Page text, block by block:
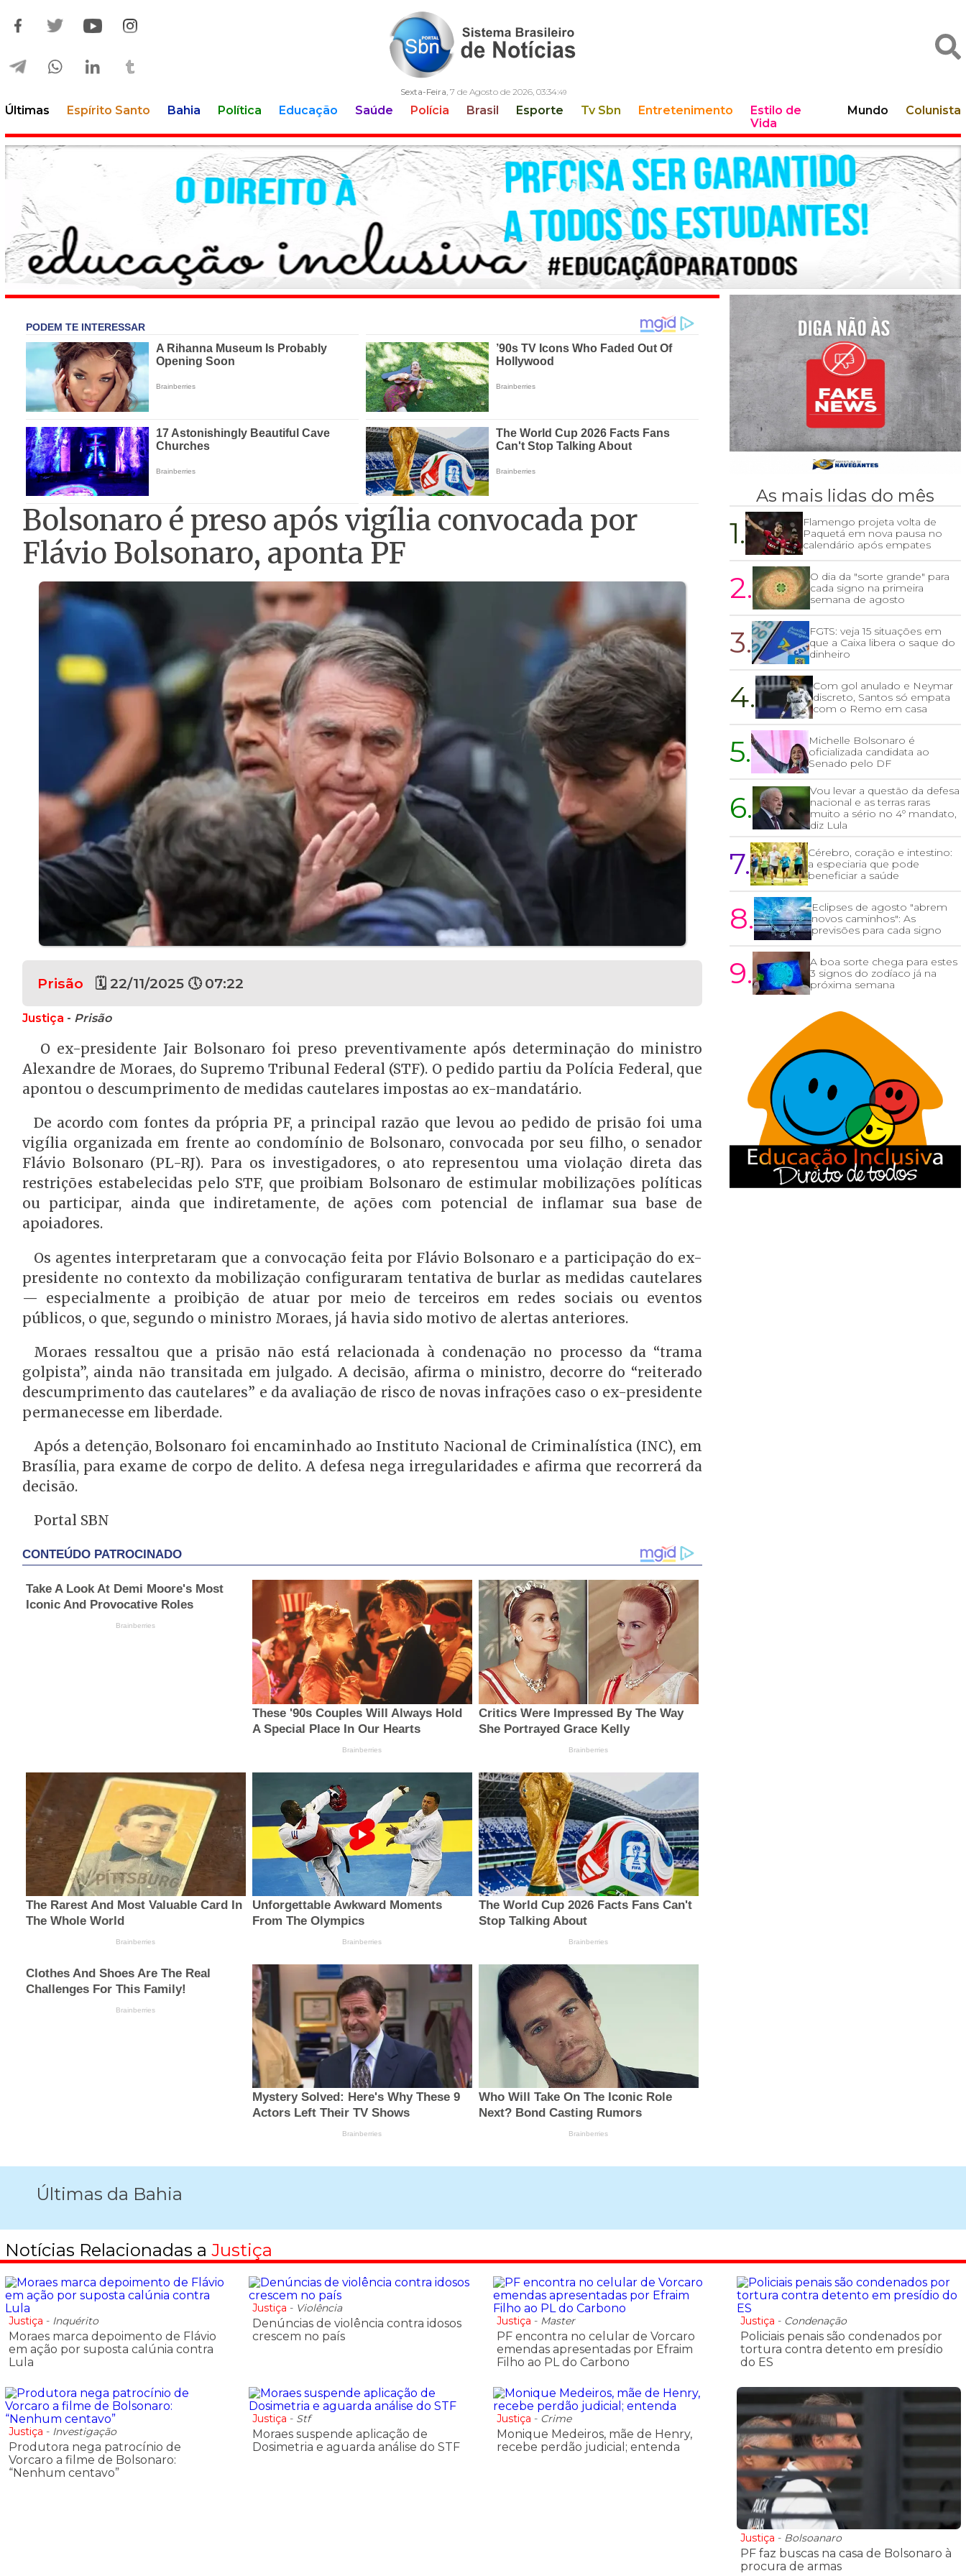
Sexta-Feira, 7 de Agosto de 2026, 03:34:50
Últimas Espírito Santo Bahia Política Educação Saúde Polícia Brasil Esporte Tv Sbn Entretenimento
Estilo de
Vida
Mundo Colunista
Bolsonaro é preso após vigília convocada por
Flávio Bolsonaro, aponta PF
Prisão 🗓 22/11/2025 🕔 07:22
Justiça - Prisão
O ex-presidente Jair Bolsonaro foi preso preventivamente após determinação do ministro
Alexandre de Moraes, do Supremo Tribunal Federal (STF). O pedido partiu da Polícia Federal, que
apontou o descumprimento de medidas cautelares impostas ao ex-mandatário.
De acordo com fontes da própria PF, a principal razão que levou ao pedido de prisão foi uma
vigília organizada em frente ao condomínio de Bolsonaro, convocada por seu filho, o senador
Flávio Bolsonaro (PL-RJ). Para os investigadores, o ato representou uma violação direta das
restrições estabelecidas pelo STF, que proibiam Bolsonaro de estimular mobilizações políticas
ou participar, ainda que indiretamente, de ações com potencial de inflamar sua base de
apoiadores.
Os agentes interpretaram que a convocação feita por Flávio Bolsonaro e a participação do ex-
presidente no contexto da mobilização configuraram tentativa de burlar as medidas cautelares
— especialmente a proibição de atuar por meio de terceiros em redes sociais ou eventos
públicos, o que, segundo o ministro Moraes, já havia sido motivo de alertas anteriores.
Moraes ressaltou que a prisão não está relacionada à condenação no processo da “trama
golpista”, ainda não transitada em julgado. A decisão, afirma o ministro, decorre do “reiterado
descumprimento das cautelares” e da avaliação de risco de novas infrações caso o ex-presidente
permanecesse em liberdade.
Após a detenção, Bolsonaro foi encaminhado ao Instituto Nacional de Criminalística (INC), em
Brasília, para exame de corpo de delito. A defesa nega irregularidades e afirma que recorrerá da
decisão.
Portal SBN
As mais lidas do mês
1.
Flamengo projeta volta de
Paquetá em nova pausa no
calendário após empates
2.
O dia da "sorte grande" para
cada signo na primeira
semana de agosto
3.
FGTS: veja 15 situações em
que a Caixa libera o saque do
dinheiro
4.
Com gol anulado e Neymar
discreto, Santos só empata
com o Remo em casa
5.
Michelle Bolsonaro é
oficializada candidata ao
Senado pelo DF
6.
Vou levar a questão da defesa
nacional e as terras raras
muito a sério no 4º mandato,
diz Lula
7.
Cérebro, coração e intestino:
a especiaria que pode
beneficiar a saúde
8.
Eclipses de agosto "abrem
novos caminhos": As
previsões para cada signo
9.
A boa sorte chega para estes
3 signos do zodíaco já na
próxima semana
Últimas da Bahia
Notícias Relacionadas a Justiça
Justiça - Inquérito
Moraes marca depoimento de Flávio
em ação por suposta calúnia contra
Lula
Justiça - Violência
Denúncias de violência contra idosos
crescem no país
Justiça - Master
PF encontra no celular de Vorcaro
emendas apresentadas por Efraim
Filho ao PL do Carbono
Justiça - Condenação
Policiais penais são condenados por
tortura contra detento em presídio
do ES
Justiça - Investigação
Produtora nega patrocínio de
Vorcaro a filme de Bolsonaro:
“Nenhum centavo”
Justiça - Stf
Moraes suspende aplicação de
Dosimetria e aguarda análise do STF
Justiça - Crime
Monique Medeiros, mãe de Henry,
recebe perdão judicial; entenda
Justiça - Bolsoanaro
PF faz buscas na casa de Bolsonaro à
procura de armas